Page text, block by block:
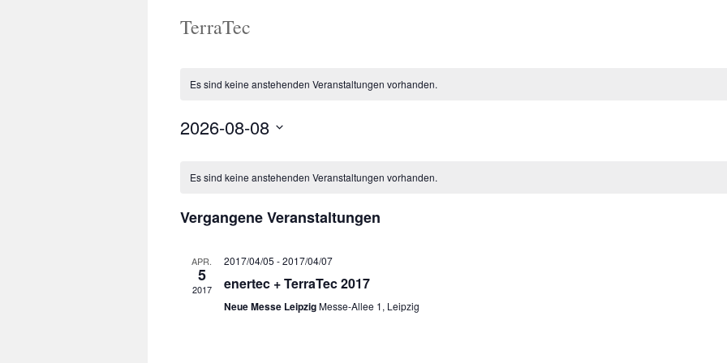
TerraTec
Es sind keine anstehenden Veranstaltungen vorhanden.
2026-08-08
von
Es sind keine anstehenden Veranstaltungen vorhanden.
Vergangene Veranstaltungen
APR.
5
2017
2017/04/05 -2017/04/07
enertec + TerraTec 2017
Neue Messe LeipzigMesse-Allee 1, Leipzig